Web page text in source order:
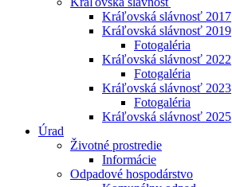
Kráľovská slávnosť 2017
Kráľovská slávnosť 2019
Fotogaléria
Kráľovská slávnosť 2022
Fotogaléria
Kráľovská slávnosť 2023
Fotogaléria
Kráľovská slávnosť 2025
Úrad
Životné prostredie
Informácie
Odpadové hospodárstvo